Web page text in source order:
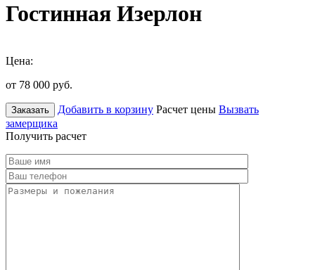
Гостинная Изерлон
Цена:
от 78 000 руб.
Заказать Добавить в корзину Расчет цены Вызвать
замерщика
Получить расчет